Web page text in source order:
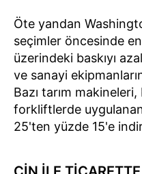
Öte yandan
seçimler öncesinde
üzerindeki baskıyı
ve sanayi
Bazı tarım
forkliftlerde
25'ten yüzde 15'e